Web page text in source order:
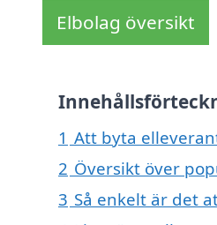
Elbolag översikt
1 Att byta
2 Översikt över
3 Så enkelt är det